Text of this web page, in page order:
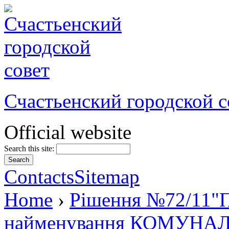
Счастьенский городской
Official website
Search this site:
ContactsSitemap
Home › Рішення №72/
найменування